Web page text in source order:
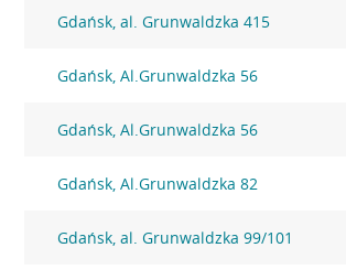
Gdańsk, al. Grunwaldzka 415
Gdańsk, Al.Grunwaldzka 56
Gdańsk, Al.Grunwaldzka 56
Gdańsk, Al.Grunwaldzka 82
Gdańsk, al. Grunwaldzka 99/101